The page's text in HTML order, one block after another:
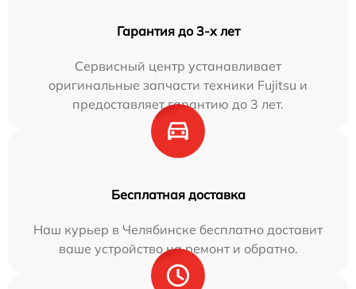
Гарантия до 3-х лет
Сервисный центр устанавливает
оригинальные запчасти техники Fujitsu и
предоставляет гарантию до 3 лет.
Бесплатная доставка
Наш курьер в Челябинске бесплатно доставит
ваше устройство на ремонт и обратно.